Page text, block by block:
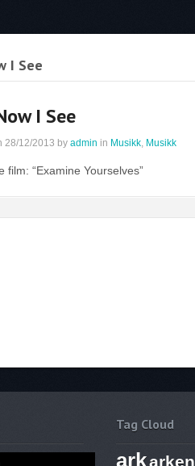
I See
I See
28/12/2013 by admin in Musikk, Musikk
film: “Examine Yourselves”
Tag Cloud
arkarken